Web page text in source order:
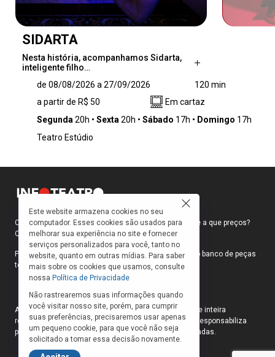
SIDARTA
Nesta história, acompanhamos Sidarta,
inteligente filho…
inteligente filho de Brâmane, a deixar a casa
dos pais. Seguido por seu melhor amigo,
Govinda, ambos aderem aos samanas,
através da mortificação do corpo. Em seguida,
Sidarta conhece o próprio Buda e dele
seu próprio caminho ou a morte. Estabelece
relação com uma cortesã da cidade, torna-se
comerciante, embrenha-se no vício e no
materialismo, para novamente deixar tudo
para trás e retornar à simplicidade, junto a um
barqueiro que se revela um mestre e amigo.
Continuamente, encontramos ao longo do
libertação, que descortinam suas ilusões e
aprofundam sua subjetividade.
de 08/08/2026 a 27/09/2026
120 min
a partir de R$ 50
Em cartaz
Segunda 20h Sexta 20h Sábado 17h Domingo 17h
Teatro Estúdio
Como faço para ir ao teatro? Onde compro ingressos e a que preços?
Quais peças estão em cartaz?
Para responder a essas e outras perguntas, criamos o banco de peças
teatrais do INFOTEATRO.
As informações das peças cadastradas no site são de inteira
responsabilidade das produções. O Infoteatro não se responsabiliza
pela atualização das informações das peças cadastradas.
Este website armazena cookies no seu
computador. Esses cookies são usados para
melhorar sua experiência no site e fornecer
serviços personalizados para você, tanto no
website, quanto em outras mídias. Para saber
mais sobre os cookies que usamos, consulte
nossa Política de Privacidade
Não rastrearemos suas informações quando
você visitar nosso site, porém, para cumprir
suas preferências, precisaremos usar apenas
um pequeno cookie, para que você não seja
solicitado a tomar essa decisão novamente.